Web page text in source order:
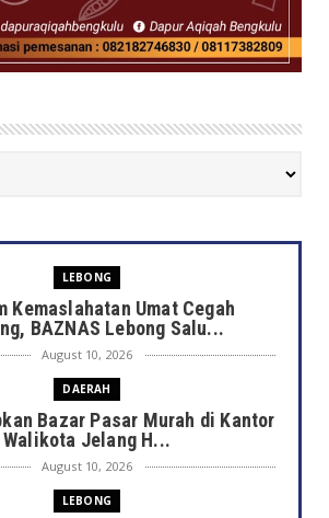
LEBONG
Kemaslahatan Umat Cegah
BAZNAS Lebong Salu...
August 10, 2026
DAERAH
Bazar Pasar Murah di Kantor
Walikota Jelang H...
August 10, 2026
LEBONG